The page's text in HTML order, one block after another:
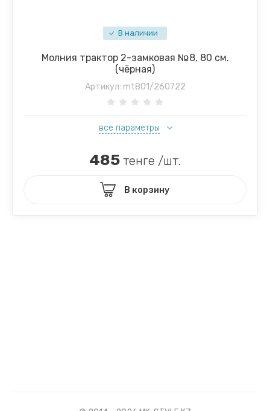
В наличии
Молния трактор 2-замковая №8, 80 см.
(чёрная)
Артикул: mt801/260722
все параметры
485 тенге /шт.
В корзину